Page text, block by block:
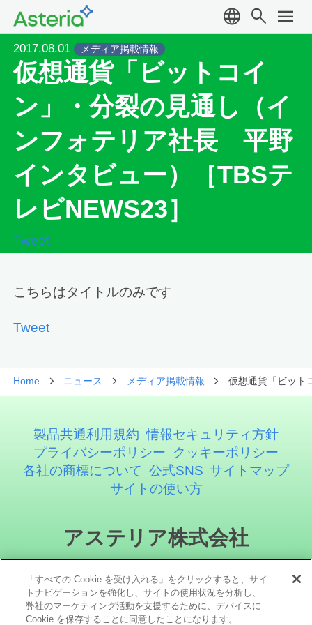
language search menu
2017.08.01 メディア掲載情報
仮想通貨「ビットコイ
ン」・分裂の見通し（イ
ンフォテリア社長 平野
インタビュー）［TBSテ
レビNEWS23］
Tweet
こちらはタイトルのみです
Tweet
Home ニュース メディア掲載情報 仮想通貨「ビット
製品共通利用規約 情報セキュリティ方針
プライバシーポリシー
クッキーポリシー
各社の商標について 公式SNS サイトマップ
サイトの使い方
アステリア株式会社
「すべての Cookie を受け入れる」をクリックすると、サイ
トナビゲーションを強化し、サイトの使用状況を分析し、
弊社のマーケティング活動を支援するために、デバイスに
Cookie を保存することに同意したことになります。